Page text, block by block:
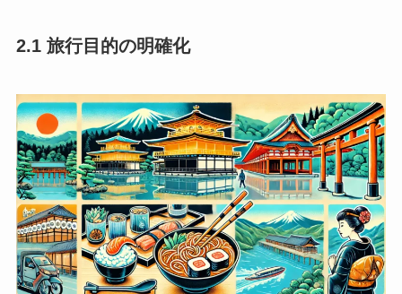
2.1 旅行目的の明確化